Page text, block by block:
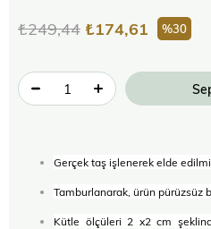
₺249,44 ₺174,61 30
Gerçek taş işlenerek elde
Tamburlanarak, ürün pürüzsüz
Kütle ölçüleri 2 x2 cm